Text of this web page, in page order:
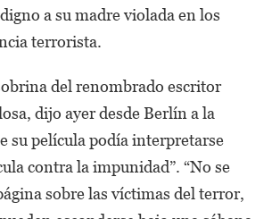
a su madre violada en los
terrorista.
del renombrado escritor
dijo ayer desde Berlín a la
su película podía interpretarse
contra la impunidad”. “No se
sobre las víctimas del terror,